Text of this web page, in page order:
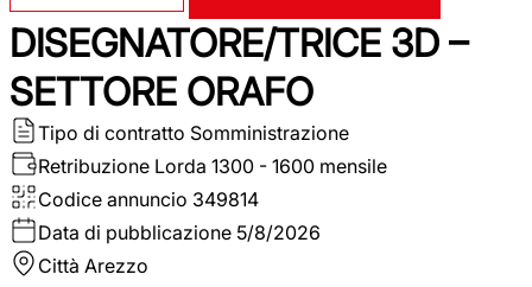
DISEGNATORE/TRICE 3D –
SETTORE ORAFO
Tipo di contratto Somministrazione
Retribuzione Lorda 1300 - 1600 mensile
Codice annuncio 349814
Data di pubblicazione 5/8/2026
Città Arezzo